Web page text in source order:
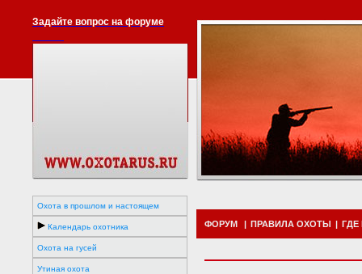
Задайте вопрос на форуме
Охота в прошлом и настоящем
Календарь охотника
Охота на гусей
Утиная охота
ФОРУМ | ПРАВИЛА ОХОТЫ | ГДЕ